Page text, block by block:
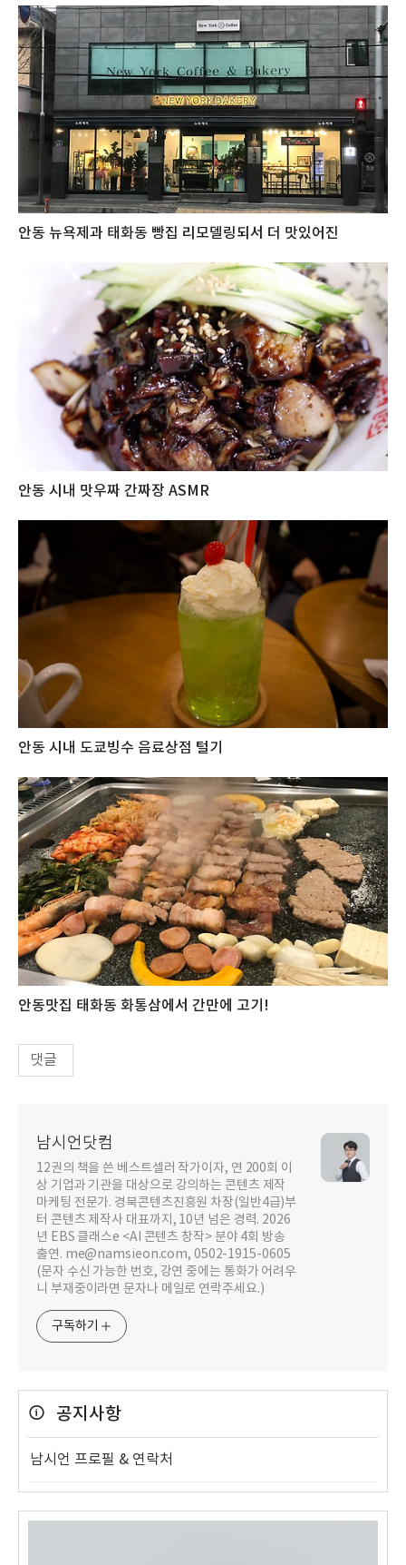
안동 뉴욕제과 태화동 빵집 리모델링되서 더 맛있어진
안동 시내 맛우짜 간짜장 ASMR
안동 시내 도쿄빙수 음료상점 털기
안동맛집 태화동 화통삼에서 간만에 고기!
댓글
남시언닷컴
12권의 책을 쓴 베스트셀러 작가이자, 연 200회 이
상 기업과 기관을 대상으로 강의하는 콘텐츠 제작
마케팅 전문가. 경북콘텐츠진흥원 차장(일반4급)부
터 콘텐츠 제작사 대표까지, 10년 넘은 경력. 2026
년 EBS 클래스e <AI 콘텐츠 창작> 분야 4회 방송
출연. me@namsieon.com, 0502-1915-0605
(문자 수신 가능한 번호, 강연 중에는 통화가 어려우
니 부재중이라면 문자나 메일로 연락주세요.)
구독하기
공지사항
남시언 프로필 & 연락처